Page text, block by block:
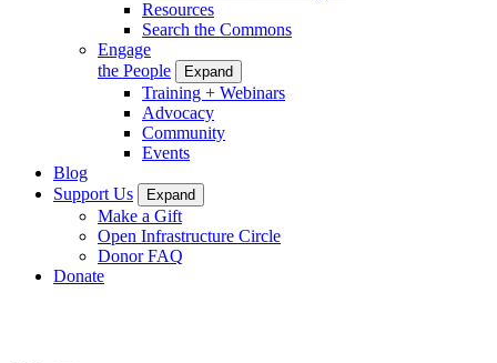
Resources
Search the Commons
Engage
the People
Expand
Training + Webinars
Advocacy
Community
Events
Blog
Support Us
Expand
Make a Gift
Open Infrastructure Circle
Donor FAQ
Donate